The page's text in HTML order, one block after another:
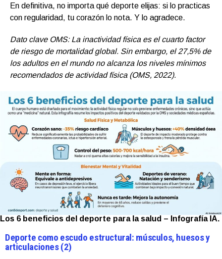
En definitiva, no importa qué deporte elijas: si lo practicas
con regularidad, tu corazón lo nota. Y lo agradece.
Dato clave OMS: La inactividad física es el cuarto factor
de riesgo de mortalidad global. Sin embargo, el 27,5% de
los adultos en el mundo no alcanza los niveles mínimos
recomendados de actividad física (OMS, 2022).
Los 6 beneficios del deporte para la salud – Infografía IA.
Deporte como escudo estructural: músculos, huesos y
articulaciones (2)